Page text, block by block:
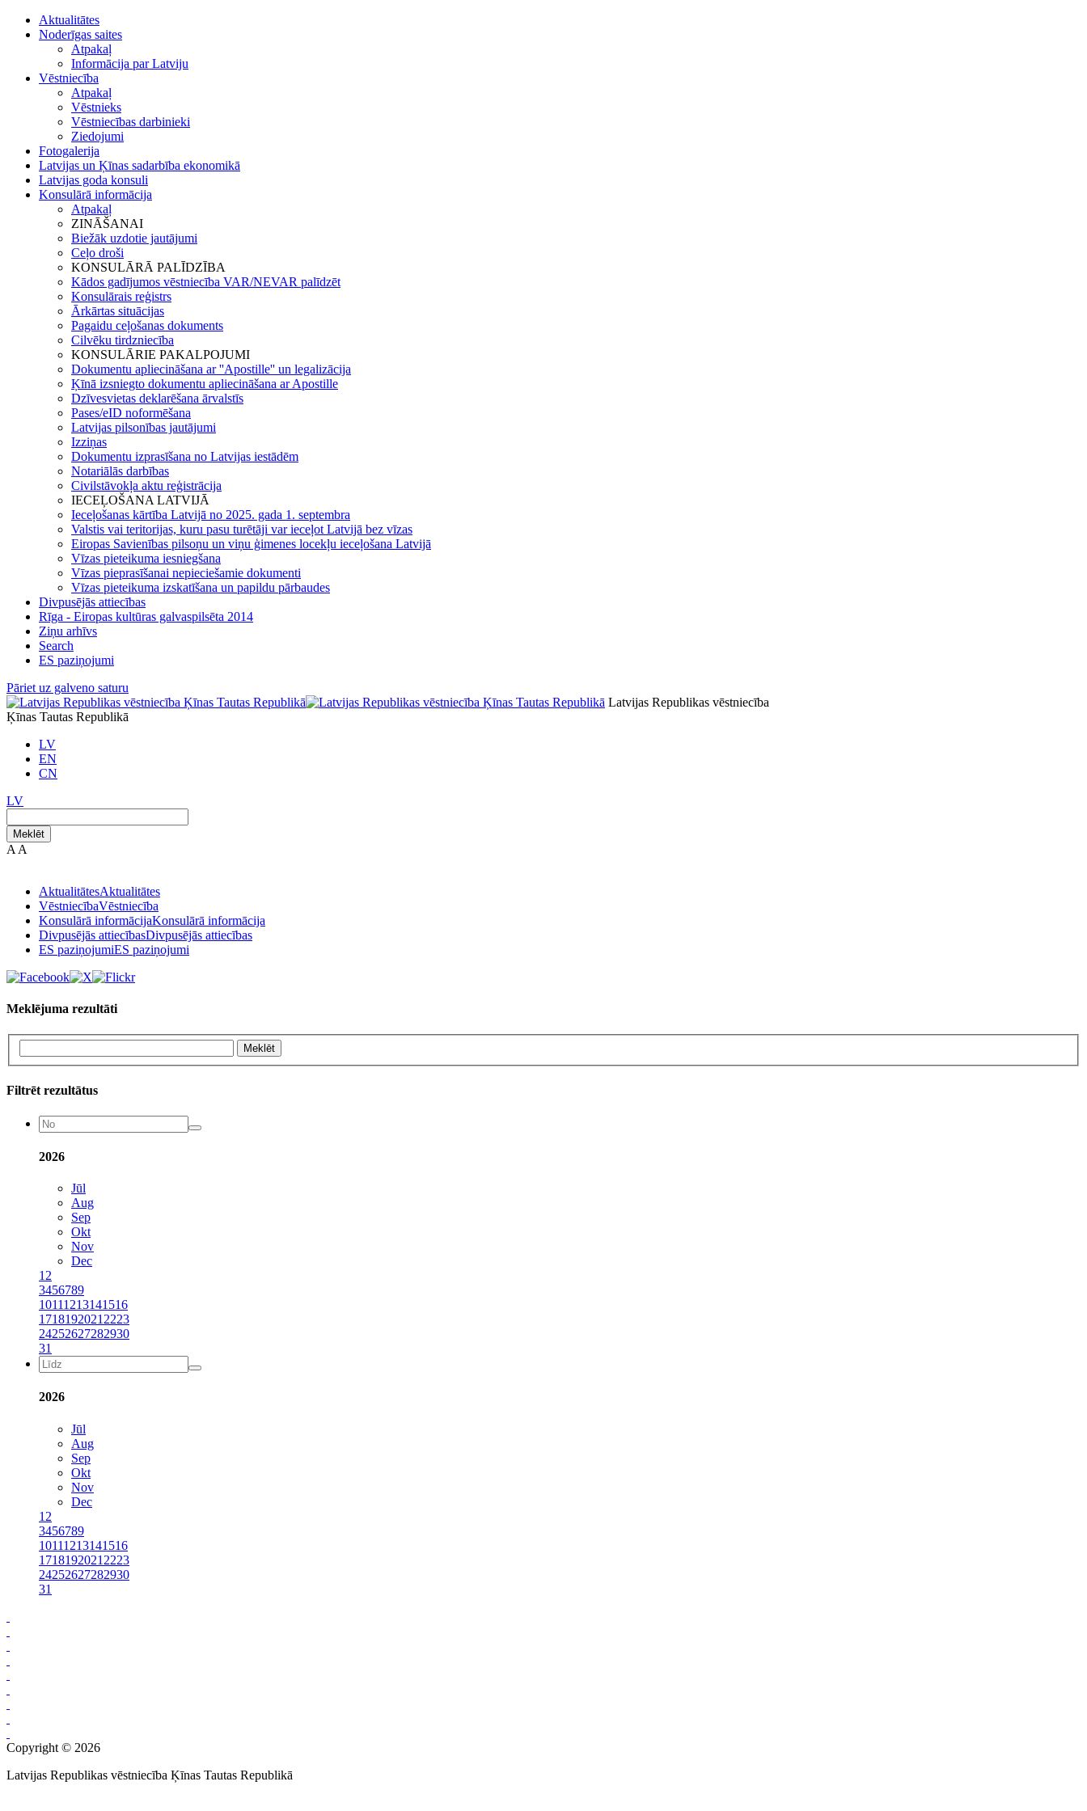
Aktualitātes
Noderīgas saites
Atpakaļ
Informācija par Latviju
Vēstniecība
Atpakaļ
Vēstnieks
Vēstniecības darbinieki
Ziedojumi
Fotogalerija
Latvijas un Ķīnas sadarbība ekonomikā
Latvijas goda konsuli
Konsulārā informācija
Atpakaļ
ZINĀŠANAI
Biežāk uzdotie jautājumi
Ceļo droši
KONSULĀRĀ PALĪDZĪBA
Kādos gadījumos vēstniecība VAR/NEVAR palīdzēt
Konsulārais reģistrs
Ārkārtas situācijas
Pagaidu ceļošanas dokuments
Cilvēku tirdzniecība
KONSULĀRIE PAKALPOJUMI
Dokumentu apliecināšana ar ''Apostille'' un legalizācija
Ķīnā izsniegto dokumentu apliecināšana ar Apostille
Dzīvesvietas deklarēšana ārvalstīs
Pases/eID noformēšana
Latvijas pilsonības jautājumi
Izziņas
Dokumentu izprasīšana no Latvijas iestādēm
Notariālās darbības
Civilstāvokļa aktu reģistrācija
IECEĻOŠANA LATVIJĀ
Ieceļošanas kārtība Latvijā no 2025. gada 1. septembra
Valstis vai teritorijas, kuru pasu turētāji var ieceļot Latvijā bez vīzas
Eiropas Savienības pilsoņu un viņu ģimenes locekļu ieceļošana Latvijā
Vīzas pieteikuma iesniegšana
Vīzas pieprasīšanai nepieciešamie dokumenti
Vīzas pieteikuma izskatīšana un papildu pārbaudes
Divpusējās attiecības
Rīga - Eiropas kultūras galvaspilsēta 2014
Ziņu arhīvs
Search
ES paziņojumi
Pāriet uz galveno saturu
Latvijas Republikas vēstniecība
Ķīnas Tautas Republikā
LV
EN
CN
LV
Meklēt
A A
AktualitātesAktualitātes
VēstniecībaVēstniecība
Konsulārā informācijaKonsulārā informācija
Divpusējās attiecībasDivpusējās attiecības
ES paziņojumiES paziņojumi
Meklējuma rezultāti
Meklēt
Filtrēt rezultātus
2026
Jūl
Aug
Sep
Okt
Nov
Dec
1 2
3456789
10111213141516
1718192021 2223
24252627282930
31
2026
Jūl
Aug
Sep
Okt
Nov
Dec
1 2
3456789
10111213141516
1718192021 2223
24252627282930
31
Copyright © 2026
Latvijas Republikas vēstniecība Ķīnas Tautas Republikā